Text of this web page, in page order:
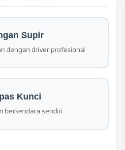
Supir
dengan driver profesional
Kunci
berkendara sendiri